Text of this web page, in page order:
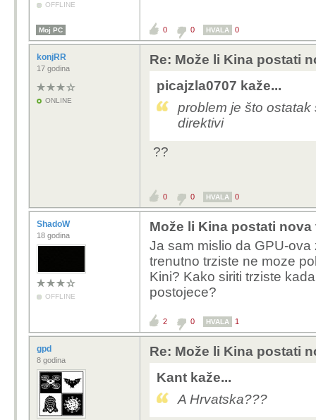
OFFLINE
Moj PC 0 0 HVALA 0
konjRR
17 godina
ONLINE
Re: Može li Kina postati
picajzla0707 kaže...
problem je što
direktivi
??
0 0 HVALA 0
ShadoW
18 godina
OFFLINE
Može li Kina postati
Ja sam mislio da GPU-
trenutno trziste ne moze
Kini? Kako siriti trziste
postojece?
2 0 HVALA 1
gpd
8 godina
Re: Može li Kina postati
Kant kaže...
A Hrvatska???